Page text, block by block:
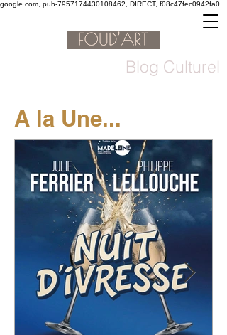
google.com, pub-7957174430108462, DIRECT, f08c47fec0942fa0
Blog Culturel
A la Une...